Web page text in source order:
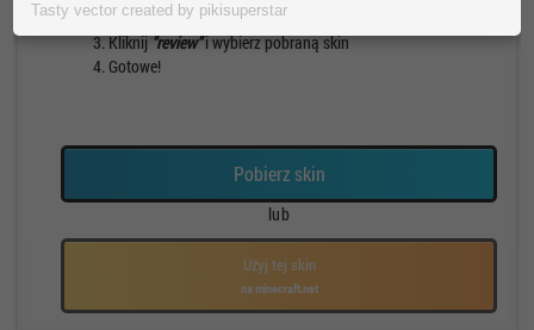
Tasty vector created by pikisuperstar
Otwórz profil na stronie mojang.net
Kliknij"review"i wybierz pobraną skin
Gotowe!
Pobierz skin
lub
Użyj tej skin
na minecraft.net